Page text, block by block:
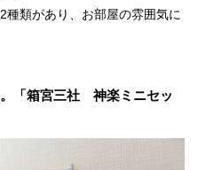
種類があり、お部屋の雰囲気に
「箱宮三社 神楽ミニセッ